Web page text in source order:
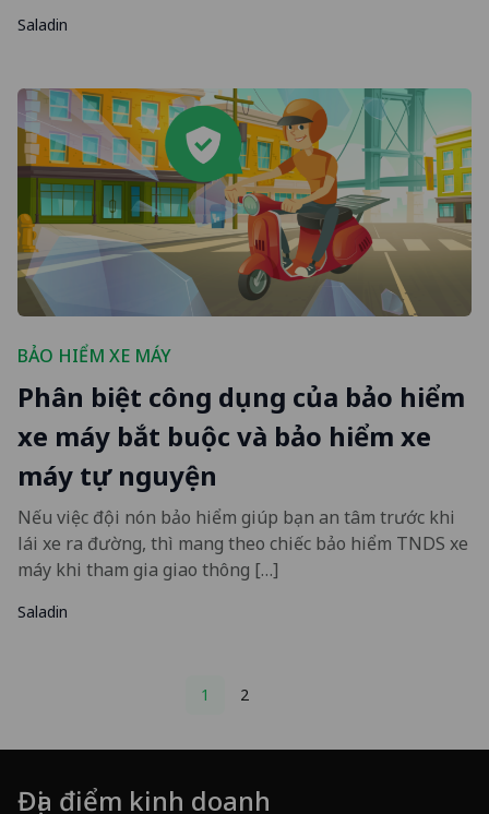
Saladin
BẢO HIỂM XE MÁY
Phân biệt công dụng của bảo hiểm
xe máy bắt buộc và bảo hiểm xe
máy tự nguyện
Nếu việc đội nón bảo hiểm giúp bạn an tâm trước khi
lái xe ra đường, thì mang theo chiếc bảo hiểm TNDS xe
máy khi tham gia giao thông […]
Saladin
Posts
1 2
Địa điểm kinh doanh